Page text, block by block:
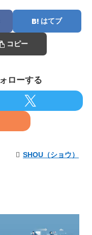
はてブ
コピー
ローする
SHOU（ショウ）